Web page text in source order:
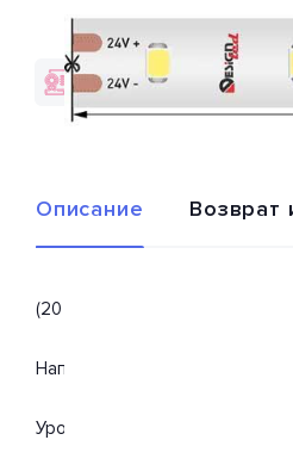
Гарантия качества
от брендов
Описание Возврат
(20 м) Светодиодная лента
Напряжение 24 Вольт. Поток
Уровень защищенности от